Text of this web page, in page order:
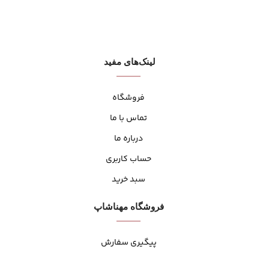
لینک‌های مفید
فروشگاه
تماس با ما
درباره ما
حساب کاربری
سبد خرید
فروشگاه مهنا‌شاپ
پیگیری سفارش